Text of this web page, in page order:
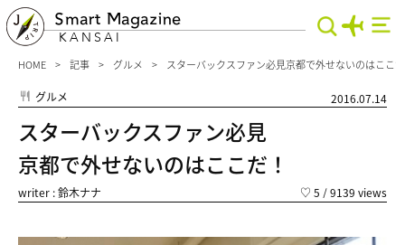
Smart Magazine
KANSAI
HOME 記事 グルメ スターバックスファン必見京都で外せないのはここ
グルメ 2016.07.14
スターバックスファン必見
京都で外せないのはここだ！
writer : 鈴木ナナ ♡ 5 / 9139 views